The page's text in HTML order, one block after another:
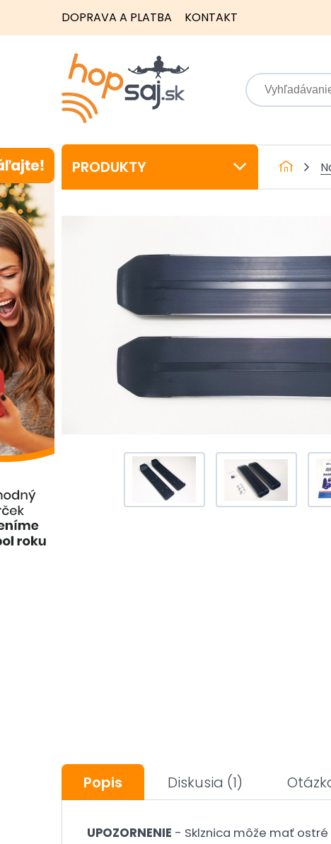
DOPRAVA A PLATBA KONTAKT
PRODUKTY
Popis Diskusia (1)
UPOZORNENIE - Sklznica môže mať